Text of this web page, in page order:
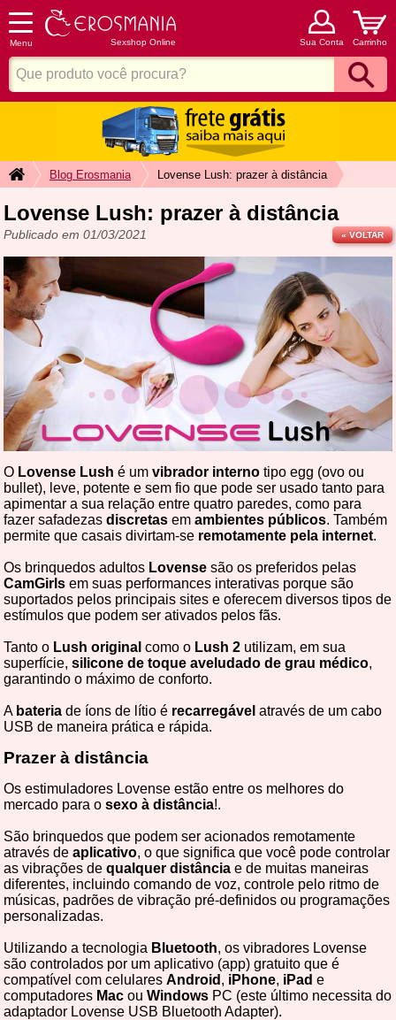
Menu Sexshop Online Sua Conta Carrinho
Blog Erosmania Lovense Lush: prazer à distância
Lovense Lush: prazer à distância
Publicado em 01/03/2021 « VOLTAR
O Lovense Lush é um vibrador interno tipo egg (ovo ou
bullet), leve, potente e sem fio que pode ser usado tanto para
apimentar a sua relação entre quatro paredes, como para
fazer safadezas discretas em ambientes públicos. Também
permite que casais divirtam-se remotamente pela internet.
Os brinquedos adultos Lovense são os preferidos pelas
CamGirls em suas performances interativas porque são
suportados pelos principais sites e oferecem diversos tipos de
estímulos que podem ser ativados pelos fãs.
Tanto o Lush original como o Lush 2 utilizam, em sua
superfície, silicone de toque aveludado de grau médico,
garantindo o máximo de conforto.
A bateria de íons de lítio é recarregável através de um cabo
USB de maneira prática e rápida.
Prazer à distância
Os estimuladores Lovense estão entre os melhores do
mercado para o sexo à distância!.
São brinquedos que podem ser acionados remotamente
através de aplicativo, o que significa que você pode controlar
as vibrações de qualquer distância e de muitas maneiras
diferentes, incluindo comando de voz, controle pelo ritmo de
músicas, padrões de vibração pré-definidos ou programações
personalizadas.
Utilizando a tecnologia Bluetooth, os vibradores Lovense
são controlados por um aplicativo (app) gratuito que é
compatível com celulares Android , iPhone, iPad e
computadores Mac ou Windows PC (este último necessita do
adaptador Lovense USB Bluetooth Adapter).